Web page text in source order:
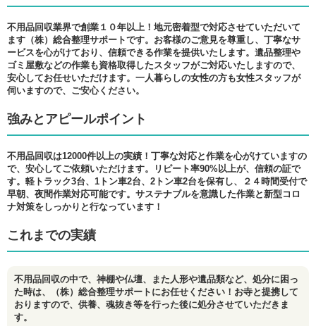
不用品回収業界で創業１０年以上！地元密着型で対応させていただいて
ます（株）総合整理サポートです。お客様のご意見を尊重し、丁寧なサ
ービスを心がけており、信頼できる作業を提供いたします。遺品整理や
ゴミ屋敷などの作業も資格取得したスタッフがご対応いたしますので、
安心してお任せいただけます。一人暮らしの女性の方も女性スタッフが
伺いますので、ご安心ください。
強みとアピールポイント
不用品回収は12000件以上の実績！丁寧な対応と作業を心がけていますの
で、安心してご依頼いただけます。リピート率90%以上が、信頼の証で
す。軽トラック3台、1トン車2台、2トン車2台を保有し、２４時間受付で
早朝、夜間作業対応可能です。サステナブルを意識した作業と新型コロ
ナ対策をしっかりと行なっています！
これまでの実績
不用品回収の中で、神棚や仏壇、また人形や遺品類など、処分に困っ
た時は、（株）総合整理サポートにお任せください！お寺と提携して
おりますので、供養、魂抜き等を行った後に処分させていただきま
す。